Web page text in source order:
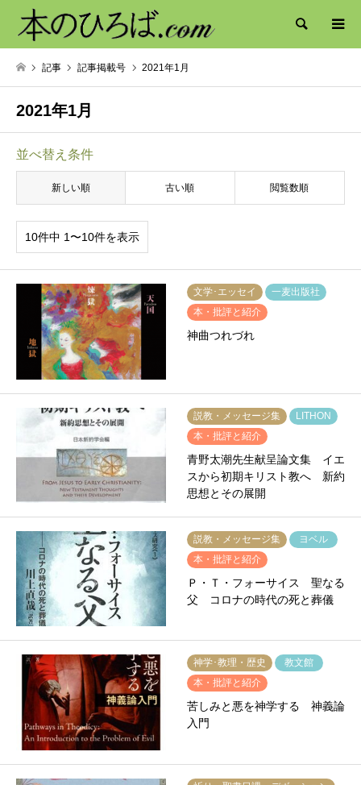
検索
記事 記事掲載号 2021年1月
2021年1月
並べ替え条件
新しい順 古い順 閲覧数順
10件中 1〜10件を表示
文学･エッセイ
一麦出版社
本・批評と紹介
神曲つれづれ
説教・メッセージ集
LITHON
本・批評と紹介
青野太潮先生献呈論文集 イエ
スから初期キリスト教へ 新約
思想とその展開
説教・メッセージ集
ヨベル
本・批評と紹介
Ｐ・Ｔ・フォーサイス 聖なる
父 コロナの時代の死と葬儀
神学･教理・歴史
教文館
本・批評と紹介
苦しみと悪を神学する 神義論
入門